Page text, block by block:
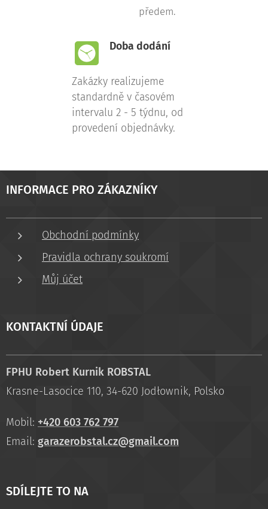
předem.
Doba dodání
Zakázky realizujeme
standardně v časovém
intervalu 2 - 5 týdnu, od
provedení objednávky.
INFORMACE PRO ZÁKAZNÍKY
Obchodní podmínky
Pravidla ochrany soukromí
Můj účet
KONTAKTNÍ ÚDAJE
FPHU Robert Kurnik ROBSTAL
Krasne-Lasocice 110, 34-620 Jodłownik, Polsko
Mobil: +420 603 762 797
Email: garazerobstal.cz@gmail.com
SDÍLEJTE TO NA